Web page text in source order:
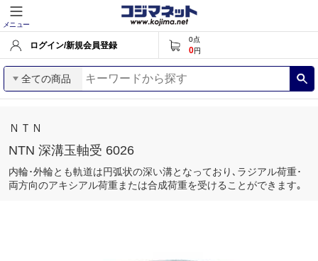
メニュー
ログイン/新規会員登録
0点
0円
全ての商品
ＮＴＮ
NTN 深溝玉軸受 6026
内輪･外輪とも軌道は円弧状の深い溝となっており､ラジアル荷重･
両方向のアキシアル荷重または合成荷重を受けることができます｡